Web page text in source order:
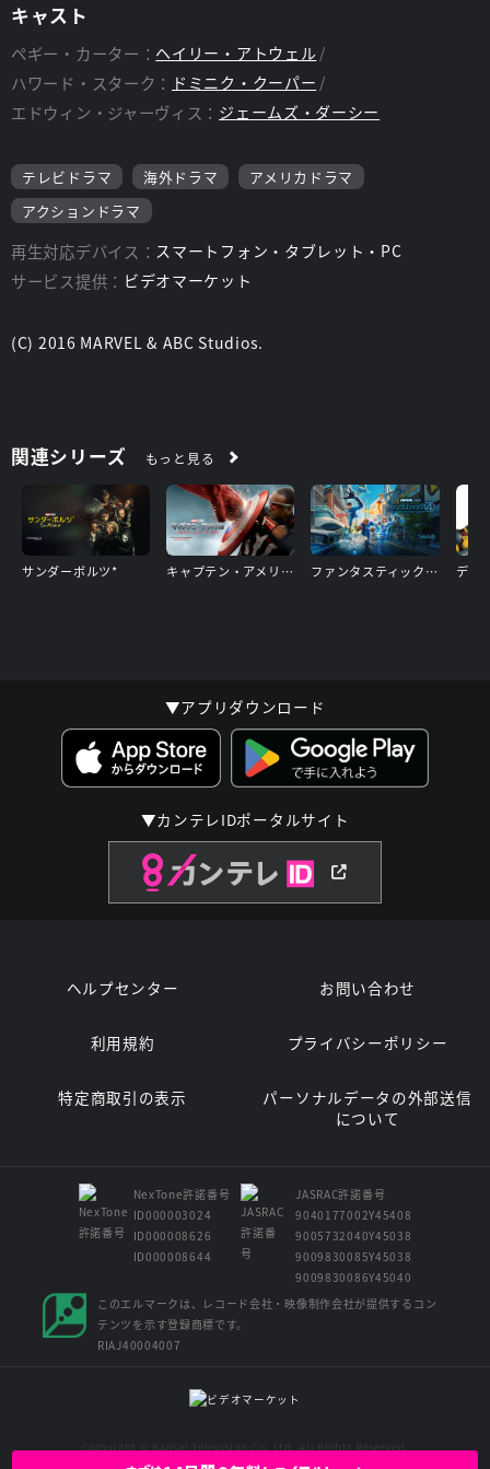
はカーターをキャプテン・アメリカのかつての世話役としてしか
扱わず、雑用担当の女性として閑職に就かされていた。
一方、行方をくらましていたスタークが姿を現し、カーターに秘
密の任務を依頼する。カーターは、スタークの執事ジャーヴィス
の協力も得て、捜査を始めるが―。
シールド創設の秘密がついに明らかに!エージェント・カーター
キャスト
ペギー・カーター： ヘイリー・アトウェル
ハワード・スターク： ドミニク・クーパー
エドウィン・ジャーヴィス： ジェームズ・ダーシー
テレビドラマ 海外ドラマ
アメリカドラマ
アクションドラマ
再生対応デバイス： スマートフォン・タブレット・PC
サービス提供： ビデオマーケット
(C) 2016 MARVEL & ABC Studios.
関連シリーズ もっと見る
サンダーボルツ* キャプテン・アメリカ：ブレイブ・ニュー・ワールド ファンタスティック４：ファースト・ステップ
▼アプリダウンロード
▼カンテレIDポータルサイト
ヘルプセンター お問い合わせ
利用規約 プライバシーポリシー
特定商取引の表示
パーソナルデータの外部送信
について
NexTone許諾番号
ID000003024
ID000008626
ID000008644
JASRAC許諾番号
9040177002Y45408
9005732040Y45038
9009830085Y45038
9009830086Y45040
このエルマークは、レコード会社・映像制作会社が提供するコン
テンツを示す登録商標です。
RIAJ40004007
Copyright © Kansai Television Co. Ltd. All Rights Reserved.